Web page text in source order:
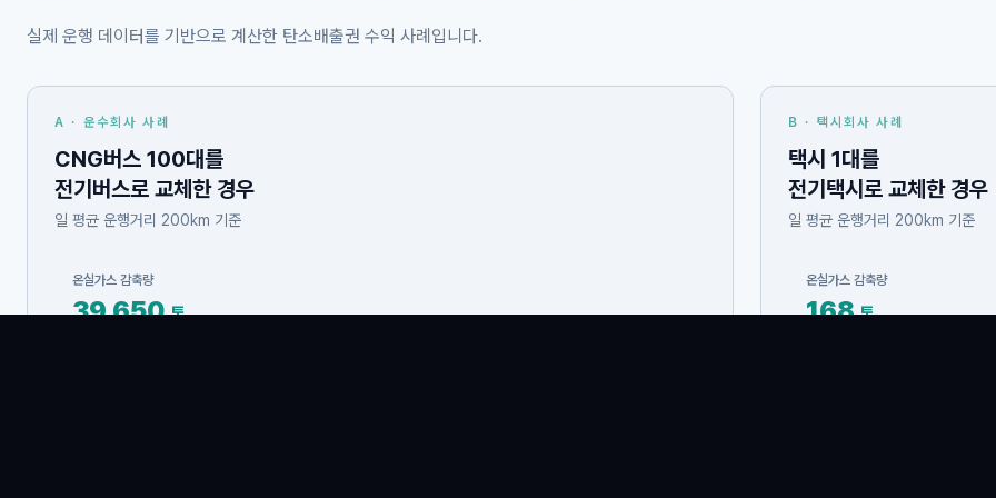
실제 운행 데이터를 기반으로 계산한 탄소배출권 수익 사례입니다.
A · 운수회사 사례
CNG버스 100대를
전기버스로 교체한 경우
일 평균 운행거리 200km 기준
온실가스 감축량
39,650 톤
B · 택시회사 사례
택시 1대를
전기택시로 교체한 경우
일 평균 운행거리 200km 기준
온실가스 감축량
168 톤